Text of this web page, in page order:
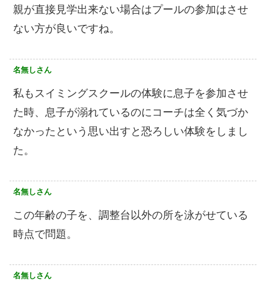
親が直接見学出来ない場合はプールの参加はさせ
ない方が良いですね。
名無しさん
私もスイミングスクールの体験に息子を参加させ
た時、息子が溺れているのにコーチは全く気づか
なかったという思い出すと恐ろしい体験をしまし
た。
名無しさん
この年齢の子を、調整台以外の所を泳がせている
時点で問題。
名無しさん